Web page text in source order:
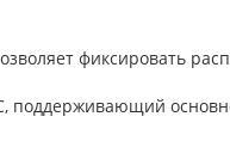
фиксировать
поддерживающий